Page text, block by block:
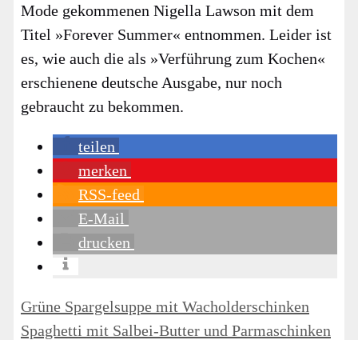
Mode gekom­me­nen Nigel­la Law­son mit dem
Titel »Fore­ver Sum­mer« ent­nom­men. Lei­der ist
es, wie auch die als »Ver­füh­rung zum Kochen«
erschie­ne­ne deut­sche Aus­ga­be, nur noch
gebraucht zu bekom­men.
tei­len
mer­ken
RSS-feed
E‑Mail
dru­cken
Grüne Spargelsuppe mit Wacholderschinken
Spaghetti mit Salbei-Butter und Parmaschinken